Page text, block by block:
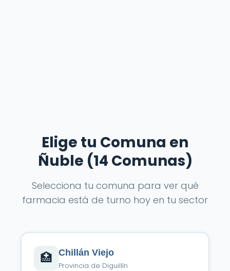
Elige tu Comuna en
Ñuble (14 Comunas)
Selecciona tu comuna para ver qué
farmacia está de turno hoy en tu sector
🏥 Chillán Viejo
Provincia de Diguillín